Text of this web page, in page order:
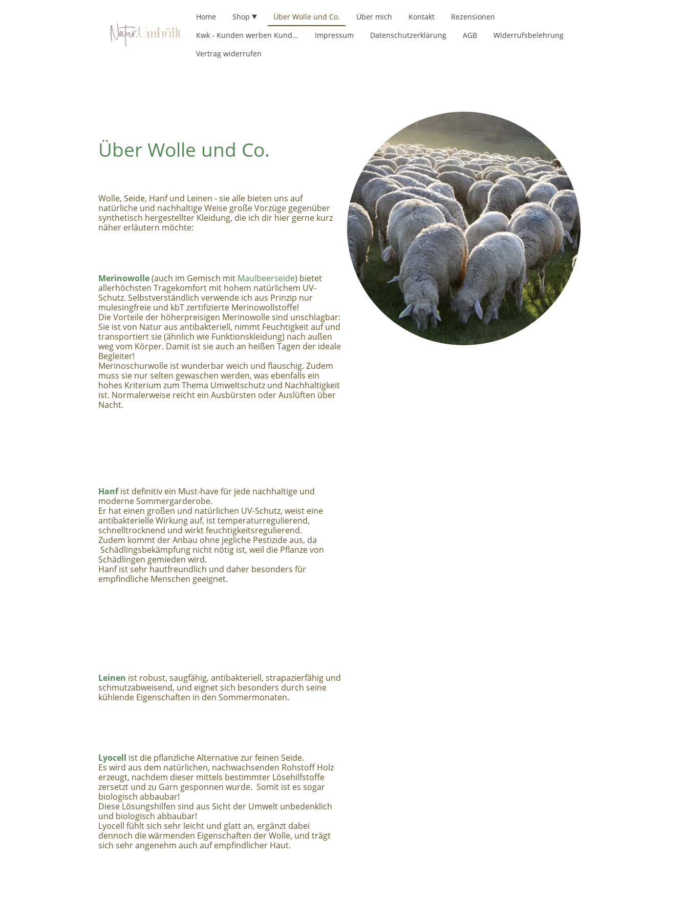
Home Shop Über Wolle und Co. Über mich Kontakt
Rezensionen
Kwk - Kunden werben Kunden
Impressum Datenschutzerklärung AGB
Widerrufsbelehrung
Vertrag widerrufen
Über Wolle und Co.
Wolle, Seide, Hanf und Leinen - sie alle bieten uns auf
natürliche und nachhaltige Weise große Vorzüge gegenüber
synthetisch hergestellter Kleidung, die ich dir hier gerne kurz
näher erläutern möchte:
Merinowolle(auch im Gemisch mit Maulbeerseide) bietet
allerhöchsten Tragekomfort mit hohem natürlichem UV-
Schutz. Selbstverständlich verwende ich aus Prinzip nur
mulesingfreie und kbT zertifizierte Merinowollstoffe!
Die Vorteile der höherpreisigen Merinowolle sind unschlagbar:
Sie ist von Natur aus antibakteriell, nimmt Feuchtigkeit auf und
transportiert sie (ähnlich wie Funktionskleidung) nach außen
weg vom Körper. Damit ist sie auch an heißen Tagen der ideale
Begleiter!
Merinoschurwolle ist wunderbar weich und flauschig. Zudem
muss sie nur selten gewaschen werden, was ebenfalls ein
hohes Kriterium zum Thema Umweltschutz und Nachhaltigkeit
ist. Normalerweise reicht ein Ausbürsten oder Auslüften über
Nacht.
Hanfist definitiv ein Must-have für jede nachhaltige und
moderne Sommergarderobe.
Er hat einen großen und natürlichen UV-Schutz, weist eine
antibakterielle Wirkung auf, ist temperaturregulierend,
schnelltrocknend und wirkt feuchtigkeitsregulierend.
Zudem kommt der Anbau ohne jegliche Pestizide aus, da
Schädlingsbekämpfung nicht nötig ist, weil die Pflanze von
Schädlingen gemieden wird.
Hanf ist sehr hautfreundlich und daher besonders für
empfindliche Menschen geeignet.
Leinen ist robust, saugfähig, antibakteriell, strapazierfähig und
schmutzabweisend, und eignet sich besonders durch seine
kühlende Eigenschaften in den Sommermonaten.
Lyocell ist die pflanzliche Alternative zur feinen Seide.
Es wird aus dem natürlichen, nachwachsenden Rohstoff Holz
erzeugt, nachdem dieser mittels bestimmter Lösehilfstoffe
zersetzt und zu Garn gesponnen wurde. Somit ist es sogar
biologisch abbaubar!
Diese Lösungshilfen sind aus Sicht der Umwelt unbedenklich
und biologisch abbaubar!
Lyocell fühlt sich sehr leicht und glatt an, ergänzt dabei
dennoch die wärmenden Eigenschaften der Wolle, und trägt
sich sehr angenehm auch auf empfindlicher Haut.